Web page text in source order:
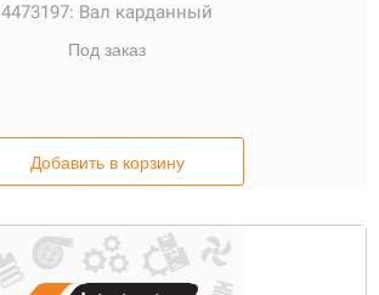
4473197: Вал карданный
Под заказ
Добавить в корзину